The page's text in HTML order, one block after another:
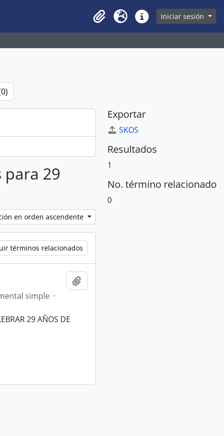
Clipboard
Idioma Enlaces rápidos
Iniciar sesión
para 29
en orden ascendente
términos relacionados
simple ·
29 AÑOS DE
Exportar
SKOS
Resultados
1
No. término relacionado
0